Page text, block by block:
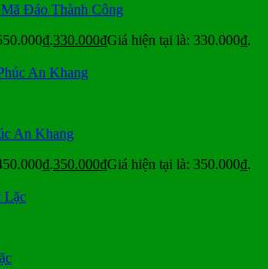
Đáo Thành Công
330.000₫Giá hiện tại là: 330.000₫.
An Khang
350.000₫Giá hiện tại là: 350.000₫.